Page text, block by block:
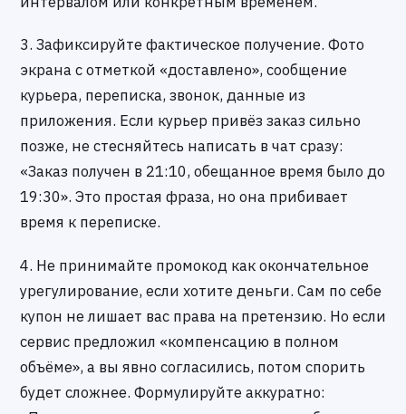
3. Зафиксируйте фактическое получение. Фото
экрана с отметкой «доставлено», сообщение
курьера, переписка, звонок, данные из
приложения. Если курьер привёз заказ сильно
позже, не стесняйтесь написать в чат сразу:
«Заказ получен в 21:10, обещанное время было до
19:30». Это простая фраза, но она прибивает
время к переписке.
4. Не принимайте промокод как окончательное
урегулирование, если хотите деньги. Сам по себе
купон не лишает вас права на претензию. Но если
сервис предложил «компенсацию в полном
объёме», а вы явно согласились, потом спорить
будет сложнее. Формулируйте аккуратно: